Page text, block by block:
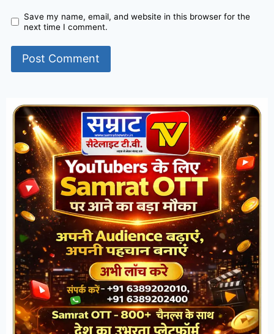
Save my name, email, and website in this browser for the
next time I comment.